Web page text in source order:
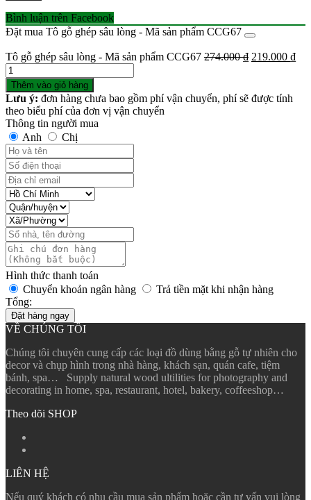
Bình luận trên Facebook
Đặt mua Tô gỗ ghép sâu lòng - Mã sản phẩm CCG67
Tô gỗ ghép sâu lòng - Mã sản phẩm CCG67 274.000₫ Giá
274.000 ₫.
219.000 ₫Giá
Số
lượng
Thêm vào giỏ hàng
Lưu ý: đơn hàng chưa bao gồm phí vận chuyển, phí sẽ được tính
theo biểu phí của đơn vị vận chuyển
Thông tin người mua
Anh
Chị
Hình thức thanh toán
Chuyển khoản ngân hàng
Trả tiền mặt khi nhận hàng
Tổng:
Đặt hàng ngay
VỀ CHÚNG TÔI
Chúng tôi chuyên cung cấp các loại đồ dùng bằng gỗ tự nhiên cho
decor và chụp hình trong nhà hàng, khách sạn, quán cafe, tiệm
bánh, spa… Supply natural wood ultilities for photography and
decorating in home, spa, restaurant, hotel, bakery, coffeeshop…
Theo dõi SHOP
LIÊN HỆ
Nếu quý khách có nhu cầu mua sản phẩm hoặc cần tư vấn vui lòng